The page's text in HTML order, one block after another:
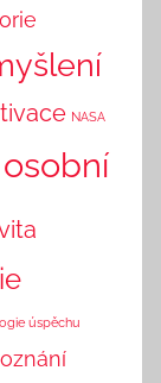
NASA
osobní
úspěchu